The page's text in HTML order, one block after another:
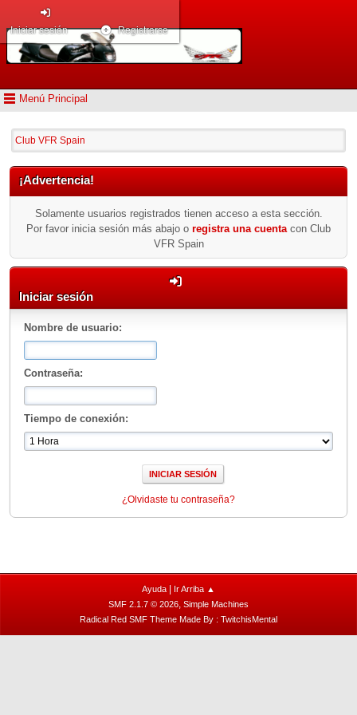
Menú Principal
Iniciar sesión Registrarse
Club VFR Spain
¡Advertencia!
Solamente usuarios registrados tienen acceso a esta sección.
Por favor inicia sesión más abajo o registra una cuenta con Club
VFR Spain
Iniciar sesión
Nombre de usuario:
Contraseña:
Tiempo de conexión:
¿Olvidaste tu contraseña?
Ayuda
Ir Arriba ▲
SMF 2.1.7 © 2026, Simple Machines
Radical Red SMF Theme Made By : TwitchisMental